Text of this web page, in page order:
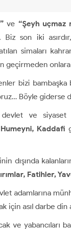
ve “Şeyh uçmaz
Biz son iki
simaları
geçirmeden
bizi
Böyle giderse
ve
Kaddafi
dışında
Fatihler,
adamlarına
için asıl darbe
ve yabancıları